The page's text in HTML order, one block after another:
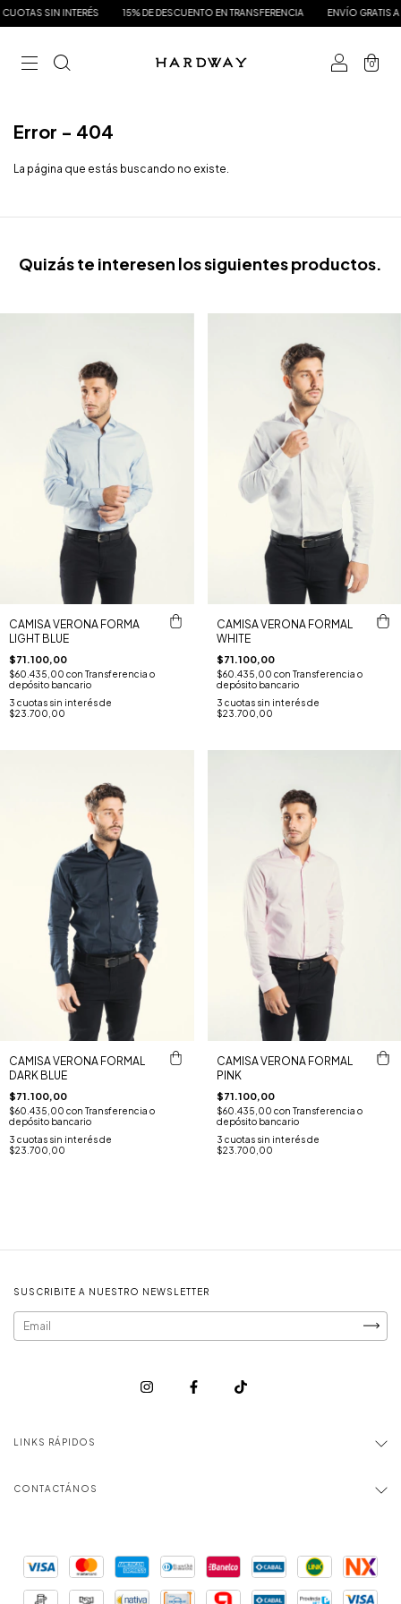
SIN INTERÉS 15% DE DESCUENTO EN TRANSFERENCIA ENVÍO GRATIS A
0
Error - 404
La página que estás buscando no existe.
Quizás te interesen los siguientes productos.
CAMISA VERONA FORMA
LIGHT BLUE
$71.100,00
$60.435,00 con Transferencia o
depósito bancario
3 cuotas sin interés de
$23.700,00
CAMISA VERONA FORMAL
WHITE
$71.100,00
$60.435,00 con Transferencia o
depósito bancario
3 cuotas sin interés de
$23.700,00
CAMISA VERONA FORMAL
DARK BLUE
$71.100,00
$60.435,00 con Transferencia o
depósito bancario
3 cuotas sin interés de
$23.700,00
CAMISA VERONA FORMAL
PINK
$71.100,00
$60.435,00 con Transferencia o
depósito bancario
3 cuotas sin interés de
$23.700,00
SUSCRIBITE A NUESTRO NEWSLETTER
LINKS RÁPIDOS
CONTACTÁNOS